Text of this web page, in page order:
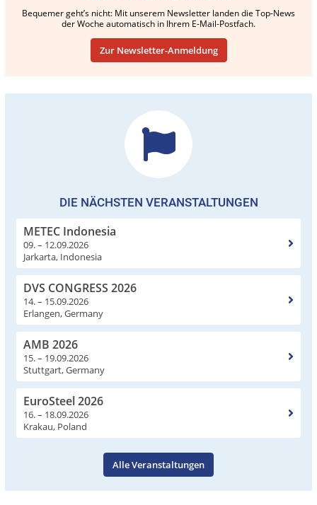
Bequemer geht’s nicht: Mit unserem Newsletter landen die Top-News
der Woche automatisch in Ihrem E-Mail-Postfach.
Zur Newsletter-Anmeldung
DIE NÄCHSTEN VERANSTALTUNGEN
METEC Indonesia
09. – 12.09.2026
Jarkarta, Indonesia
DVS CONGRESS 2026
14. – 15.09.2026
Erlangen, Germany
AMB 2026
15. – 19.09.2026
Stuttgart, Germany
EuroSteel 2026
16. – 18.09.2026
Krakau, Poland
Alle Veranstaltungen